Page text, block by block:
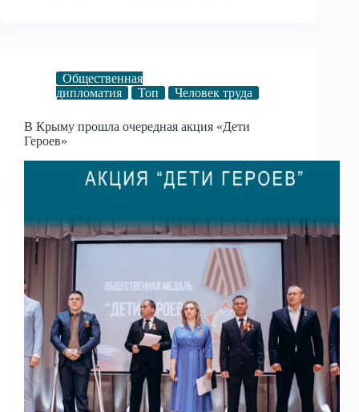
Общественная
дипломатия
Топ Человек труда
В Крыму прошла очередная акция «Дети
Героев»